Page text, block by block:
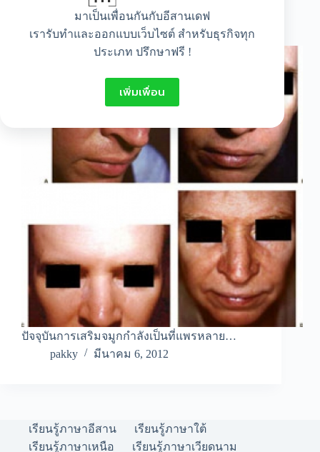
มาเป็นเพื่อนกันกับอีสานเดฟ
เรารับทำและออกแบบเว็บไซต์ สำหรับธุรกิจทุก
ประเภท ปรึกษาฟรี !
เพิ่มเพื่อน
ข้อเสียของการเสริมจมูก และวิธีการแก้ไข
ปัจจุบันการเสริมจมูกกำลังเป็นที่แพรหลาย…
pakky
มีนาคม 6, 2012
เรียนรู้ภาษาอีสาน
เรียนรู้ภาษาใต้
เรียนรู้ภาษาเหนือ
เรียนรู้ภาษาเวียดนาม